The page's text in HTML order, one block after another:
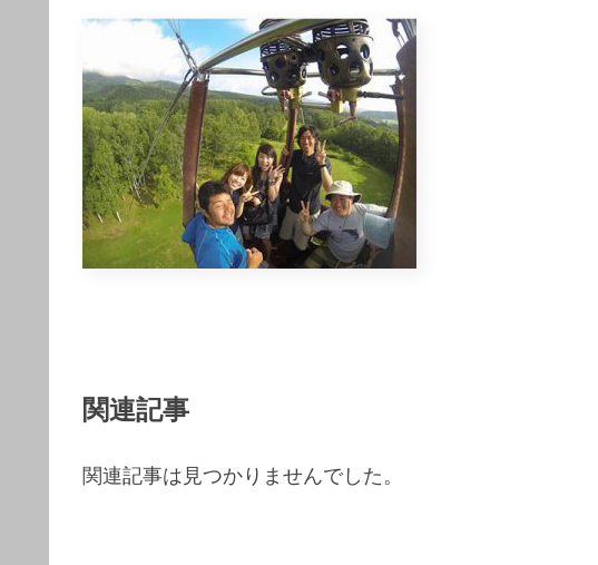
関連記事
関連記事は見つかりませんでした。